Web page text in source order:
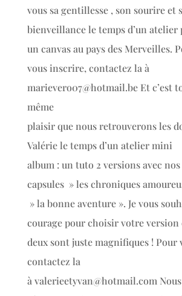
vous sa gentillesse , son sourire et
bienveillance le temps d’un
un canvas au pays des Merveilles.
vous inscrire, contactez la à
marievero07@hotmail.be Et c’est
même
plaisir que nous retrouverons les
Valérie le temps d’un atelier mini
album : un tuto 2 versions avec
capsules » les chroniques
» la bonne aventure ». Je vous
courage pour choisir votre version
deux sont juste magnifiques ! Pour
contactez la
à valerieetyvan@hotmail.com